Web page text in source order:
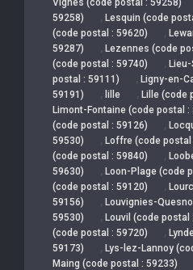
59258)
, Lesquin (code
(code postal : 59620)
,
59287)
, Lezennes (code
(code postal : 59740)
,
postal : 59111)
, Ligny-en-
59191)
, lille , Lille (code
Limont-Fontaine (code postal :
(code postal : 59126)
,
59530)
, Loffre (code postal
(code postal : 59840)
,
59630)
, Loon-Plage (code
(code postal : 59120)
,
59156)
, Louvignies-
59530)
, Louvil (code postal
(code postal : 59720)
,
59173)
, Lys-lez-Lannoy
Maing (code postal : 59233)